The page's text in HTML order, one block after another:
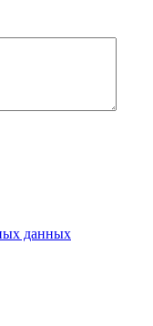
данных